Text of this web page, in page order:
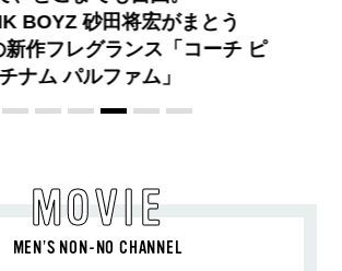
ォールコレクションが描くプ
タイル
MOVIE
MEN’S NON-NO CHANNEL